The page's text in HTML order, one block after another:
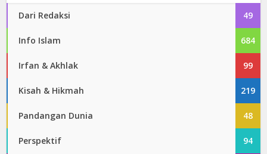
Dari Redaksi 49
Info Islam 684
Irfan & Akhlak 99
Kisah & Hikmah 219
Pandangan Dunia 48
Perspektif 94